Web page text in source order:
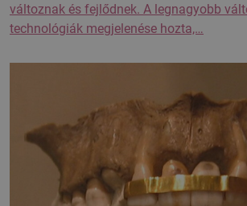
változnak és fejlődnek. A legnagyobb
technológiák megjelenése hozta,…